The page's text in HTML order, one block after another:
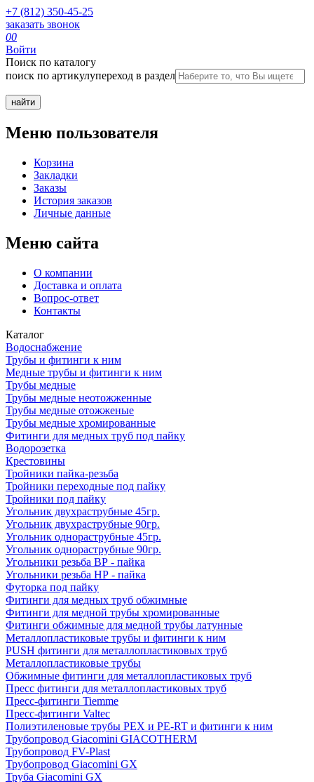
+7 (812) 350-45-25
заказать звонок
00
Войти
Поиск по каталогу
поиск по артикулупереход в раздел
Меню пользователя
Корзина
Закладки
Заказы
История заказов
Личные данные
Меню сайта
О компании
Доставка и оплата
Вопрос-ответ
Контакты
Каталог
Водоснабжение
Трубы и фитинги к ним
Медные трубы и фитинги к ним
Трубы медные
Трубы медные неотожженные
Трубы медные отожженые
Трубы медные хромированные
Фитинги для медных труб под пайку
Водорозетка
Крестовины
Тройники пайка-резьба
Тройники переходные под пайку
Тройники под пайку
Угольник двухраструбные 45гр.
Угольник двухраструбные 90гр.
Угольник однораструбные 45гр.
Угольник однораструбные 90гр.
Угольники резьба ВР - пайка
Угольники резьба НР - пайка
Футорка под пайку
Фитинги для медных труб обжимные
Фитинги для медной трубы хромированные
Фитинги обжимные для медной трубы латунные
Металлопластиковые трубы и фитинги к ним
PUSH фитинги для металлопластиковых труб
Металлопластиковые трубы
Обжимные фитинги для металлопластиковых труб
Пресс фитинги для металлопластиковых труб
Пресс-фитинги Tiemme
Пресс-фитинги Valtec
Полиэтиленовые трубы PEX и PE-RT и фитинги к ним
Трубопровод Giacomini GIACOTHERM
Трубопровод FV-Plast
Трубопровод Giacomini GX
Труба Giacomini GX